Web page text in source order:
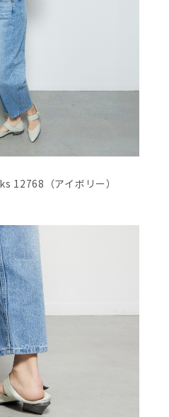
12768（アイボリー）